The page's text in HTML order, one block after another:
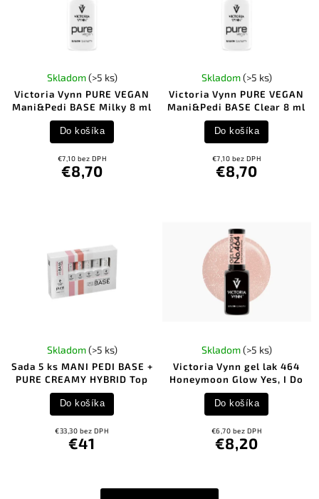
Victoria Vynn PURE VEGAN
Mani&Pedi BASE Milky 8 ml
Skladom(>5 ks)
€7,10 bez DPH
€8,70
Do košíka
Victoria Vynn PURE VEGAN
Mani&Pedi BASE Clear 8 ml
Skladom(>5 ks)
€7,10 bez DPH
€8,70
Do košíka
Sada 5 ks MANI PEDI BASE +
PURE CREAMY HYBRID Top
Skladom(>5 ks)
€33,30 bez DPH
€41
Do košíka
Victoria Vynn gel lak 464
Honeymoon Glow Yes, I Do
Skladom(>5 ks)
€6,70 bez DPH
€8,20
Do košíka